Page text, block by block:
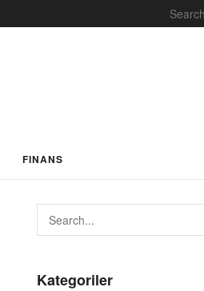
FINANS
Kategoriler